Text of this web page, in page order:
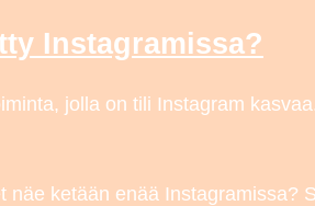
Instagramissa?
jolla on tili Instagram
ketään enää Instagramissa?